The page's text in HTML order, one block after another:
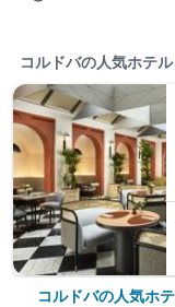
コルドバの人気ホテル
コルドバの人気ホ